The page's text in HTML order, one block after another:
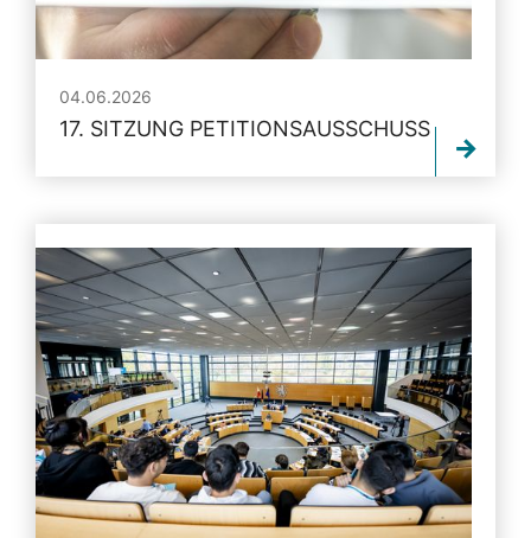
04.06.2026
17. SITZUNG PETITIONSAUSSCHUSS